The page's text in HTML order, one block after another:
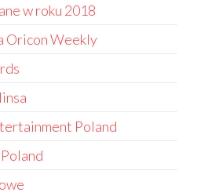
w roku 2018
Oricon Weekly
Poland